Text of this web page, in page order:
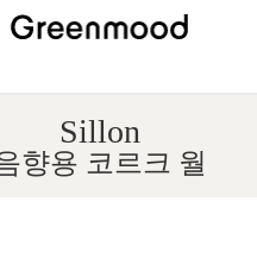
Sillon
향용 코르크 월